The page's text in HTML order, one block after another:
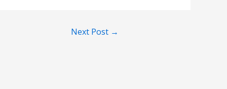
Next Post →